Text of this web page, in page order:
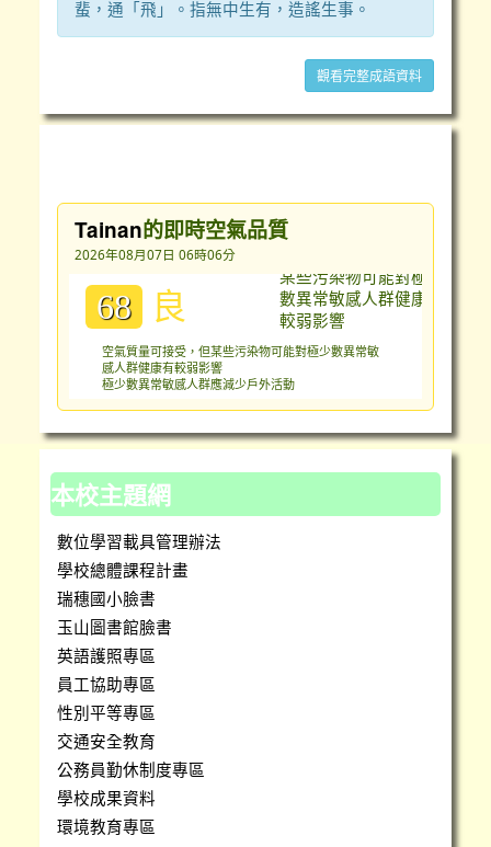
蜚，通「飛」。指無中生有，造謠生事。
觀看完整成語資料
Tainan的即時空氣品質
2026年08月07日 06時06分
68 良
空氣質量可接受，但某些污染物可能對極少數異常敏
感人群健康有較弱影響
極少數異常敏感人群應減少戶外活動
本校主題網
數位學習載具管理辦法
學校總體課程計畫
瑞穗國小臉書
玉山圖書館臉書
英語護照專區
員工協助專區
性別平等專區
交通安全教育
公務員勤休制度專區
學校成果資料
環境教育專區